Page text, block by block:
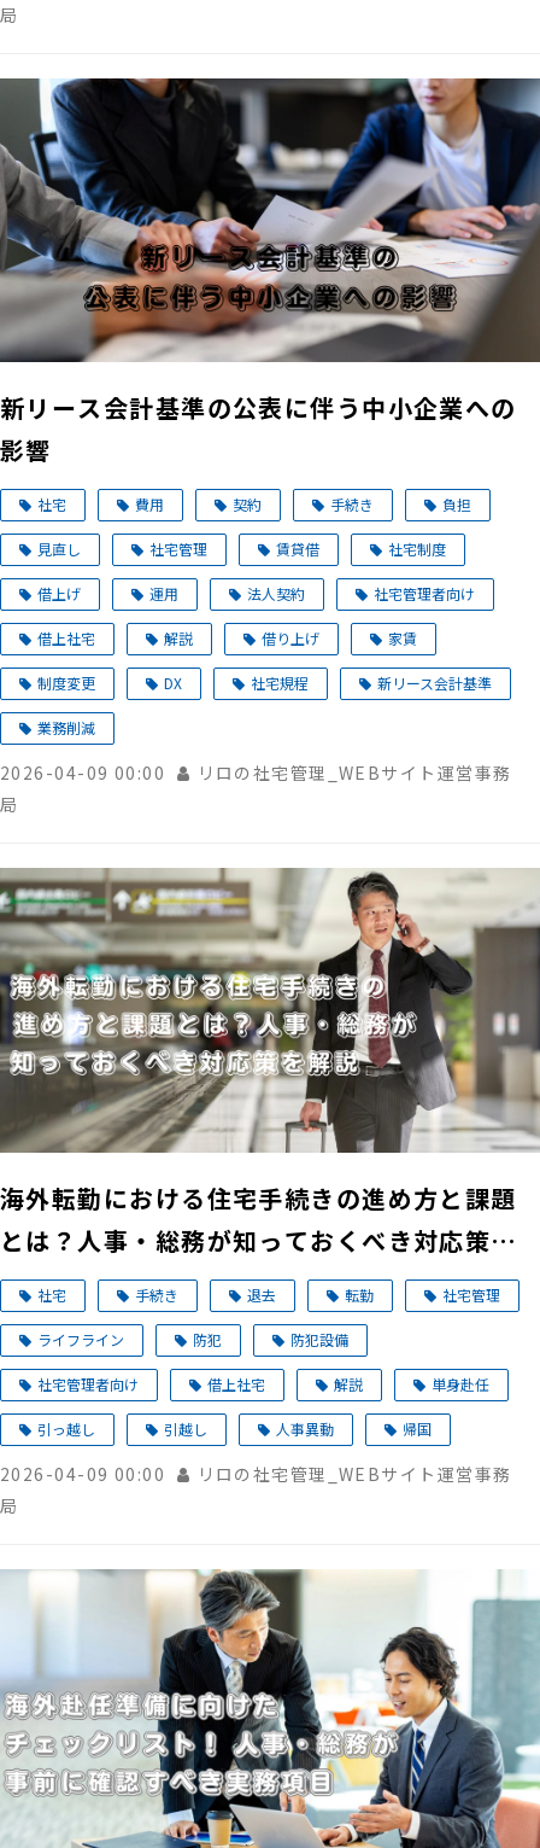
局
新リース会計基準の公表に伴う中小企業への
影響
社宅 費用 契約 手続き 負担
見直し 社宅管理 賃貸借 社宅制度
借上げ 運用 法人契約 社宅管理者向け
借上社宅 解説 借り上げ 家賃
制度変更 DX 社宅規程 新リース会計基準
業務削減
2026-04-09 00:00
リロの社宅管理_WEBサイト運営事務
局
海外転勤における住宅手続きの進め方と課題
とは？人事・総務が知っておくべき対応策を
解説社宅 手続き 退去 転勤 社宅管理
ライフライン 防犯 防犯設備
社宅管理者向け 借上社宅 解説 単身赴任
引っ越し 引越し 人事異動 帰国
2026-04-09 00:00
リロの社宅管理_WEBサイト運営事務
局